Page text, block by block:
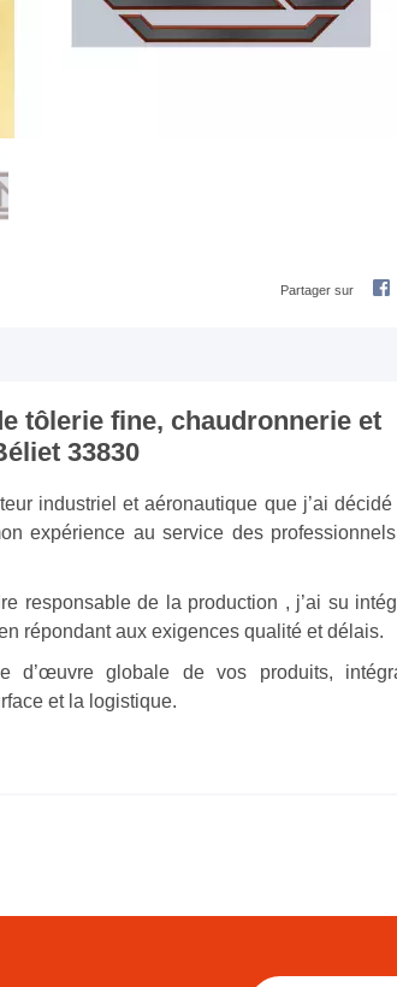
Partager sur
tôlerie fine, chaudronnerie et
33830
industriel et aéronautique que j’ai décidé
expérience au service des
responsable de la production , j’ai su
répondant aux exigences qualité et délais.
d’œuvre globale de vos produits,
et la logistique.